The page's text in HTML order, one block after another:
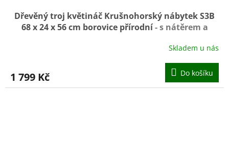
Dřevěný troj květináč Krušnohorský nábytek S3B
68 x 24 x 56 cm borovice přírodní- s nátěrem a
Skladem u nás
1 799 Kč Do košíku